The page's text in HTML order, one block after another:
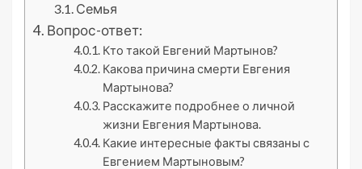
Семья
Вопрос-ответ:
Кто такой Евгений Мартынов?
Какова причина смерти Евгения
Мартынова?
Расскажите подробнее о личной
жизни Евгения Мартынова.
Какие интересные факты связаны с
Евгением Мартыновым?